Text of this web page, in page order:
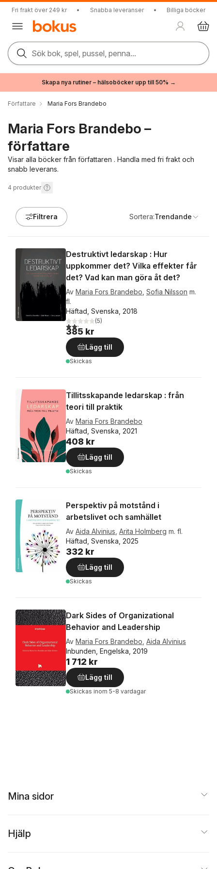
Fri frakt över 249 kr • Snabba leveranser • Billiga böcker
Sök bok, spel, pussel, penna...
Skapa nya rutiner – hälsoböcker upp till 50% →
Författare Maria Fors Brandebo
Maria Fors Brandebo –
författare
Visar alla böcker från författaren . Handla med fri frakt och
snabb leverans.
4 produkter
Filtrera Sortera:Trendande
Destruktivt ledarskap : Hur
uppkommer det? Vilka effekter får
det? Vad kan man göra åt det?
Av Maria Fors Brandebo Sofia Nilsson m.
fl.
Häftad, Svenska, 2018
2,2utav 5 stjärnor. Totalt antal röster:
(5)
385 kr
Lägg till
Skickas
Tillitsskapande ledarskap : från
teori till praktik
Av Maria Fors Brandebo
Häftad, Svenska, 2021
408 kr
Lägg till
Skickas
Perspektiv på motstånd i
arbetslivet och samhället
Av Aida Alvinius Arita Holmberg m. fl.
Häftad, Svenska, 2025
332 kr
Lägg till
Skickas
Dark Sides of Organizational
Behavior and Leadership
Av Maria Fors Brandebo Aida Alvinius
Inbunden, Engelska, 2019
1 712 kr
Lägg till
Skickas inom 5-8 vardagar
Mina sidor
Hjälp